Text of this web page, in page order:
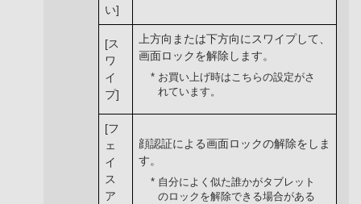
い]
[ス
ワ
イ
プ]
上方向または下方向にスワイプして、
画面ロックを解除します。
* お買い上げ時はこちらの設定がさ
れています。
[フ
ェ
イ
ス
ア
顔認証による画面ロックの解除をしま
す。
* 自分によく似た誰かがタブレット
のロックを解除できる場合がある